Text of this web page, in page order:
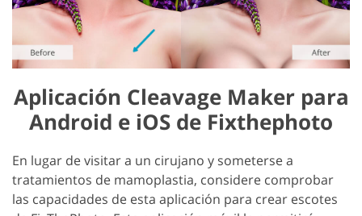
Aplicación Cleavage Maker para
Android e iOS de Fixthephoto
En lugar de visitar a un cirujano y someterse a
tratamientos de mamoplastia, considere comprobar
las capacidades de esta aplicación para crear escotes